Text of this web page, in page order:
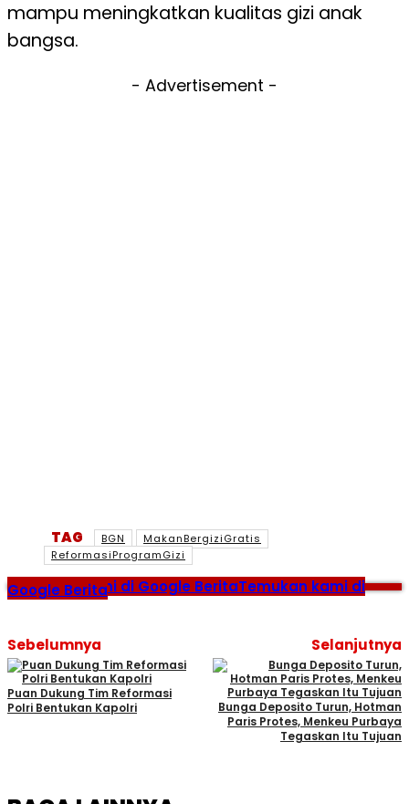
mampu meningkatkan kualitas gizi anak
bangsa.
- Advertisement -
TAG BGN
MakanBergiziGratis
ReformasiProgramGizi
Temukan kami di Google BeritaTemukan kami di
Google Berita
Sebelumnya
Puan Dukung Tim Reformasi
Polri Bentukan Kapolri
Selanjutnya
Bunga Deposito Turun, Hotman
Paris Protes, Menkeu Purbaya
Tegaskan Itu Tujuan